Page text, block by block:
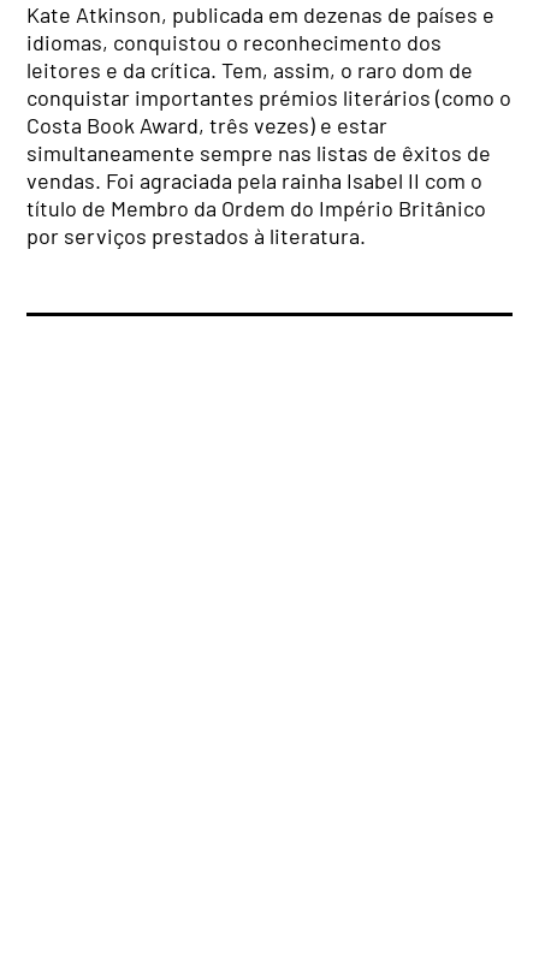
Kate Atkinson, publicada em dezenas de países e
idiomas, conquistou o reconhecimento dos
leitores e da crítica. Tem, assim, o raro dom de
conquistar importantes prémios literários (como o
Costa Book Award, três vezes) e estar
simultaneamente sempre nas listas de êxitos de
vendas. Foi agraciada pela rainha Isabel II com o
título de Membro da Ordem do Império Britânico
por serviços prestados à literatura.